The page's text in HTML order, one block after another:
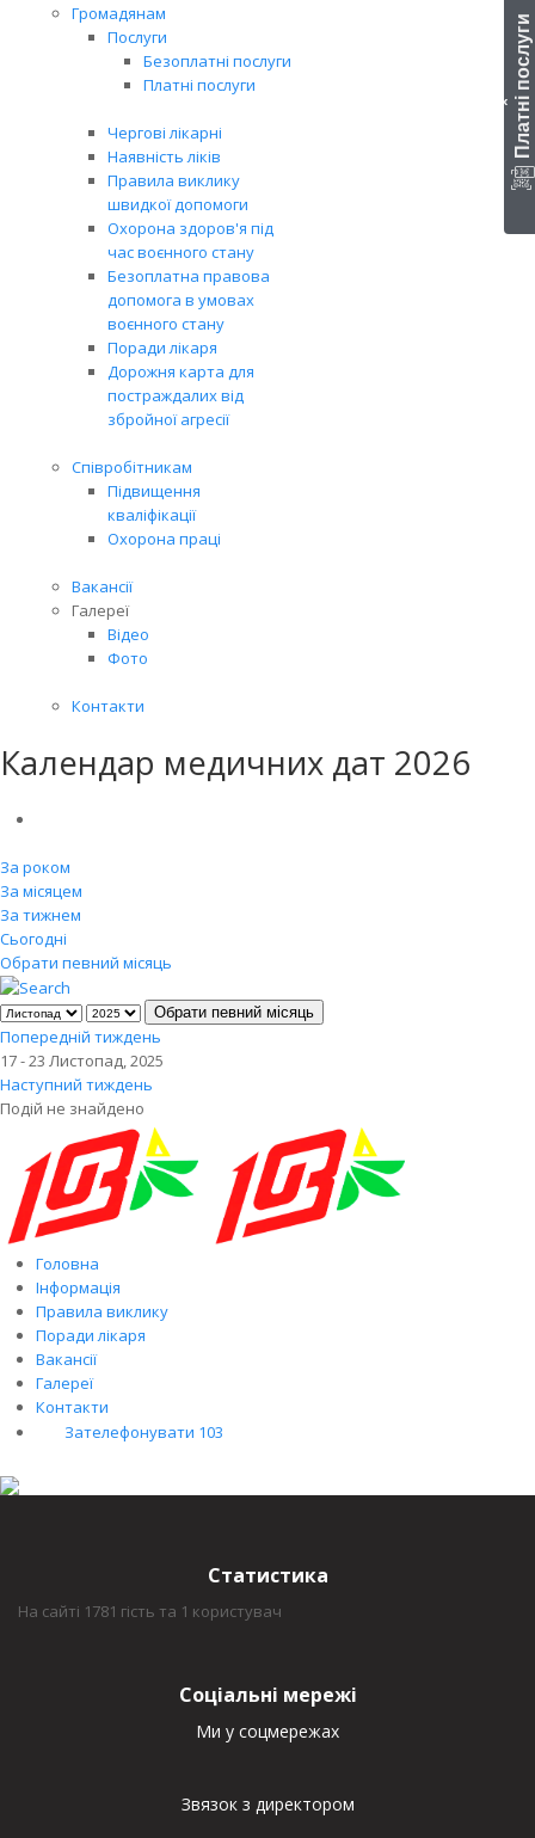
Громадянам
Послуги
Безоплатні послуги
Платні послуги
Чергові лікарні
Наявність ліків
Правила виклику
швидкої допомоги
Охорона здоров'я під
час воєнного стану
Безоплатна правова
допомога в умовах
воєнного стану
Поради лікаря
Дорожня карта для
постраждалих від
збройної агресії
Співробітникам
Підвищення
кваліфікації
Охорона праці
Вакансії
Галереї
Відео
Фото
Контакти
‹ Платні послуги
Календар медичних дат 2026
За роком
За місяцем
За тижнем
Сьогодні
Обрати певний місяць
Обрати певний місяць
Попередній тиждень
17 - 23 Листопад, 2025
Наступний тиждень
Подій не знайдено
Головна
Інформація
Правила виклику
Поради лікаря
Вакансії
Галереї
Контакти
Зателефонувати 103
Статистика
На сайті 1781 гість та 1 користувач
Соціальні мережі
Ми у соцмережах
Звязок з директором